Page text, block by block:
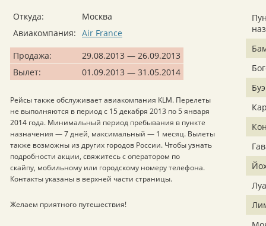
Откуда:
Москва
Авиакомпания: Air France
Продажа:
29.08.2013 — 26.09.2013
Вылет:
01.09.2013 — 31.05.2014
Рейсы также обслуживает авиакомпания KLM. Перелеты
не выполняются в период с 15 декабря 2013 по 5 января
2014 года. Минимальный период пребывания в пункте
назначения — 7 дней, максимальный — 1 месяц. Вылеты
также возможны из других городов России. Чтобы узнать
подробности акции, свяжитесь с оператором по
скайпу, мобильному или городскому номеру телефона.
Контакты указаны в верхней части страницы.
Желаем приятного путешествия!